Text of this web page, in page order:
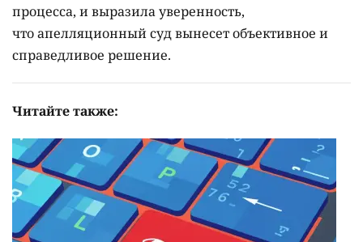
процесса, и выразила уверенность,
что апелляционный суд вынесет объективное и
справедливое решение.
Читайте также: